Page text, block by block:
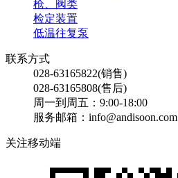
枪、阀类
检定装置
低温往复泵
联系方式
028-63165822(销售)
028-63165808(售后)
周一到周五：9:00-18:00
服务邮箱：info@andisoon.com
关注移动端